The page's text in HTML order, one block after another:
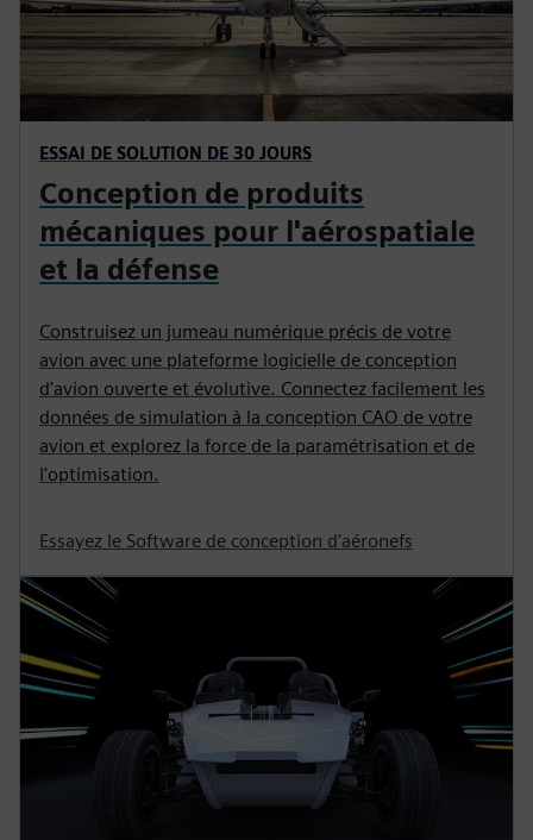
ESSAI DE SOLUTION DE 30 JOURS
Conception de produits
mécaniques pour l'aérospatiale
et la défense
Construisez un jumeau numérique précis de votre
avion avec une plateforme logicielle de conception
d'avion ouverte et évolutive. Connectez facilement les
données de simulation à la conception CAO de votre
avion et explorez la force de la paramétrisation et de
l'optimisation.
Essayez le Software de conception d'aéronefs